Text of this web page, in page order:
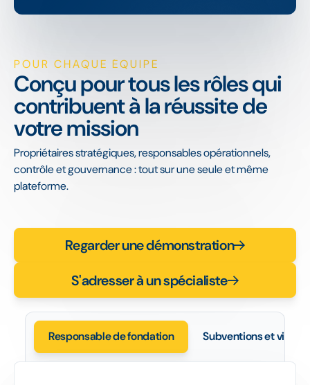
POUR CHAQUE ÉQUIPE
Conçu pour tous les rôles qui
contribuent à la réussite de
votre mission
Propriétaires stratégiques, responsables opérationnels,
contrôle et gouvernance : tout sur une seule et même
plateforme.
Regarder une démonstration
S'adresser à un spécialiste
Responsable de fondation Subventions et vie